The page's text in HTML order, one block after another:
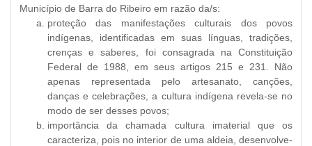
Município de Barra do Ribeiro em razão da/s:
proteção das manifestações culturais dos povos
indígenas, identificadas em suas línguas, tradições,
crenças e saberes, foi consagrada na Constituição
Federal de 1988, em seus artigos 215 e 231. Não
apenas representada pelo artesanato, canções,
danças e celebrações, a cultura indígena revela-se no
modo de ser desses povos;
importância da chamada cultura imaterial que os
caracteriza, pois no interior de uma aldeia, desenvolve-